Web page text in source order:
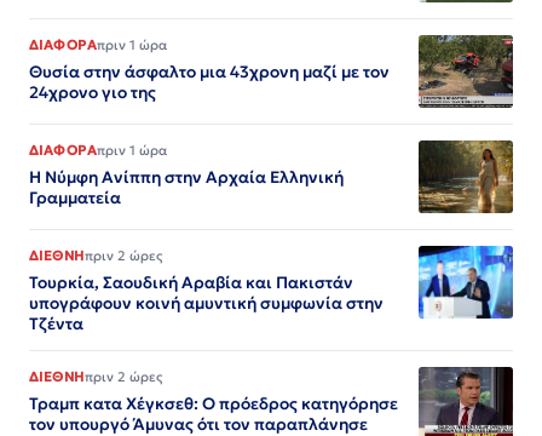
ΔΙΑΦΟΡΑπριν 1 ώρα
Θυσία στην άσφαλτο μια 43χρονη μαζί με τον
24χρονο γιο της
ΔΙΑΦΟΡΑπριν 1 ώρα
Η Νύμφη Ανίππη στην Αρχαία Ελληνική
Γραμματεία
ΔΙΕΘΝΗπριν 2 ώρες
Τουρκία, Σαουδική Αραβία και Πακιστάν
υπογράφουν κοινή αμυντική συμφωνία στην
Τζέντα
ΔΙΕΘΝΗπριν 2 ώρες
Τραμπ κατα Χέγκσεθ: Ο πρόεδρος κατηγόρησε
τον υπουργό Άμυνας ότι τον παραπλάνησε